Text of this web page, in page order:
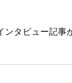
ンタビュー記事